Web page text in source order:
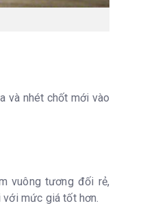
và nhét chốt mới vào
vuông tương đối rẻ,
mức giá tốt hơn.